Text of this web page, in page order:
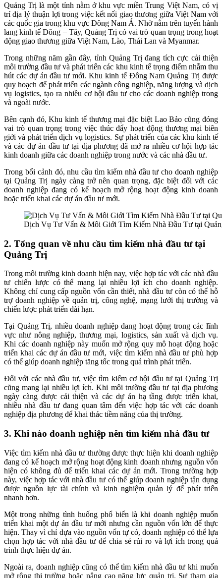
Quảng Trị là một tỉnh nằm ở khu vực miền Trung Việt Nam, có vị
trí địa lý thuận lợi trong việc kết nối giao thương giữa Việt Nam với
các quốc gia trong khu vực Đông Nam Á. Nhờ nằm trên tuyến hành
lang kinh tế Đông – Tây, Quảng Trị có vai trò quan trọng trong hoạt
động giao thương giữa Việt Nam, Lào, Thái Lan và Myanmar.
Trong những năm gần đây, tỉnh Quảng Trị đang tích cực cải thiện
môi trường đầu tư và phát triển các khu kinh tế trọng điểm nhằm thu
hút các dự án đầu tư mới. Khu kinh tế Đông Nam Quảng Trị được
quy hoạch để phát triển các ngành công nghiệp, năng lượng và dịch
vụ logistics, tạo ra nhiều cơ hội đầu tư cho các doanh nghiệp trong
và ngoài nước.
Bên cạnh đó, Khu kinh tế thương mại đặc biệt Lao Bảo cũng đóng
vai trò quan trọng trong việc thúc đẩy hoạt động thương mại biên
giới và phát triển dịch vụ logistics. Sự phát triển của các khu kinh tế
và các dự án đầu tư tại địa phương đã mở ra nhiều cơ hội hợp tác
kinh doanh giữa các doanh nghiệp trong nước và các nhà đầu tư.
Trong bối cảnh đó, nhu cầu tìm kiếm nhà đầu tư cho doanh nghiệp
tại Quảng Trị ngày càng trở nên quan trọng, đặc biệt đối với các
doanh nghiệp đang có kế hoạch mở rộng hoạt động kinh doanh
hoặc triển khai các dự án đầu tư mới.
Dịch Vụ Tư Vấn & Môi Giới Tìm Kiếm Nhà Đầu Tư tại
2. Tổng quan về nhu cầu tìm kiếm nhà đầu tư tại
Quảng Trị
Trong môi trường kinh doanh hiện nay, việc hợp tác với các nhà đầu
tư chiến lược có thể mang lại nhiều lợi ích cho doanh nghiệp.
Không chỉ cung cấp nguồn vốn cần thiết, nhà đầu tư còn có thể hỗ
trợ doanh nghiệp về quản trị, công nghệ, mạng lưới thị trường và
chiến lược phát triển dài hạn.
Tại Quảng Trị, nhiều doanh nghiệp đang hoạt động trong các lĩnh
vực như nông nghiệp, thương mại, logistics, sản xuất và dịch vụ.
Khi các doanh nghiệp này muốn mở rộng quy mô hoạt động hoặc
triển khai các dự án đầu tư mới, việc tìm kiếm nhà đầu tư phù hợp
có thể giúp doanh nghiệp tăng tốc trong quá trình phát triển.
Đối với các nhà đầu tư, việc tìm kiếm cơ hội đầu tư tại Quảng Trị
cũng mang lại nhiều lợi ích. Khi môi trường đầu tư tại địa phương
ngày càng được cải thiện và các dự án hạ tầng được triển khai,
nhiều nhà đầu tư đang quan tâm đến việc hợp tác với các doanh
nghiệp địa phương để khai thác tiềm năng của thị trường.
3. Khi nào doanh nghiệp nên tìm kiếm nhà đầu tư
Việc tìm kiếm nhà đầu tư thường được thực hiện khi doanh nghiệp
đang có kế hoạch mở rộng hoạt động kinh doanh nhưng nguồn vốn
hiện có không đủ để triển khai các dự án mới. Trong trường hợp
này, việc hợp tác với nhà đầu tư có thể giúp doanh nghiệp tận dụng
được nguồn lực tài chính và kinh nghiệm quản lý để phát triển
nhanh hơn.
Một trong những tình huống phổ biến là khi doanh nghiệp muốn
triển khai một dự án đầu tư mới nhưng cần nguồn vốn lớn để thực
hiện. Thay vì chỉ dựa vào nguồn vốn tự có, doanh nghiệp có thể lựa
chọn hợp tác với nhà đầu tư để chia sẻ rủi ro và lợi ích trong quá
trình thực hiện dự án.
Ngoài ra, doanh nghiệp cũng có thể tìm kiếm nhà đầu tư khi muốn
mở rộng thị trường hoặc nâng cao năng lực quản trị. Sự tham gia